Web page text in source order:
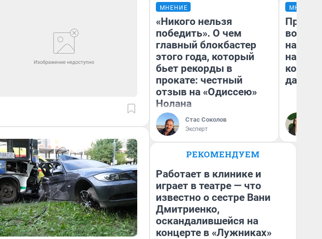
МНЕНИЕ
«Никого нельзя
победить». О чем
главный блокбастер
этого года, который
бьет рекорды в
прокате: честный
отзыв на «Одиссею»
Нолана
Стас Соколов
Эксперт
МНЕНИЕ
нам
даже
РЕКОМЕНДУЕМ
Работает в клинике и
играет в театре — что
известно о сестре Вани
Дмитриенко,
оскандалившейся на
концерте в «Лужниках»